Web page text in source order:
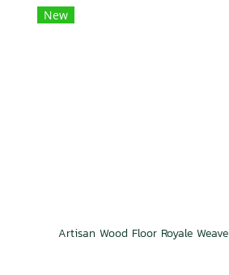
New
Artisan Wood Floor Royale Weave